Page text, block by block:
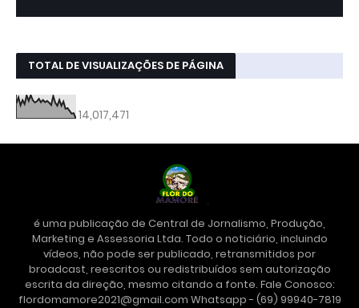
TOTAL DE VISUALIZAÇÕES DE PÁGINA
14,017,471
é uma publicação de Central de Jornalismo, Produção,
Marketing e Assessoria Ltda. Todo o noticiário, incluindo
vídeos, não pode ser publicado, retransmitidos por
broadcast, reescritos ou redistribuídos sem autorização
escrita da direção, mesmo citando a fonte. Fale Conosco:
flordomamore2021@gmail.com Whatsapp - (69) 99940-7819